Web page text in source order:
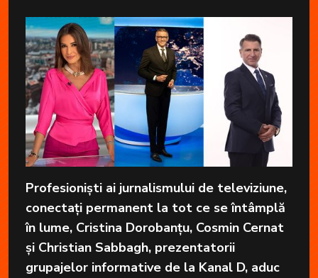
Profesioniști ai jurnalismului de televiziune,
conectați permanent la tot ce se întâmplă
în lume, Cristina Dorobanțu, Cosmin Cernat
și Christian Sabbagh, prezentatorii
grupajelor informative de la Kanal D, aduc